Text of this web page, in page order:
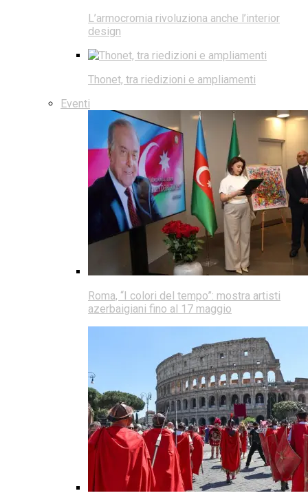
L’armocromia rivoluziona anche l’interior
design
Thonet, tra riedizioni e ampliamenti
Eventi
Roma, “I colori del tempo”: mostra artisti
azerbaigiani fino al 17 maggio